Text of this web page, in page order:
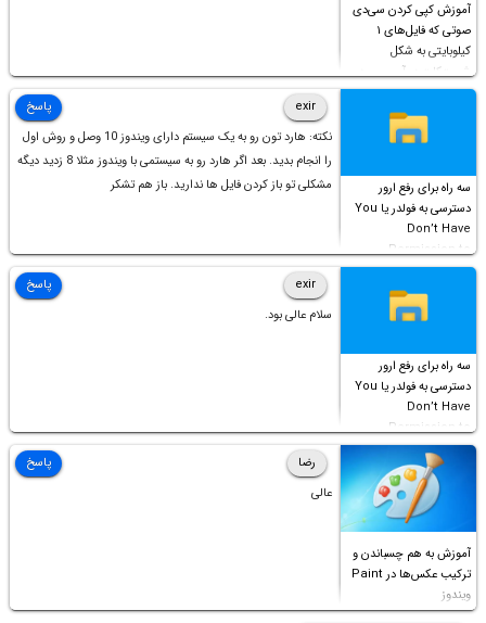
آموزش کپی کردن سی‌دی
صوتی که فایل‌های ۱
کیلوبایتی به شکل
شورت‌کات در آن موجود
است!
سه راه برای رفع ارور
دسترسی به فولدر یا You
Don’t Have
Permission to
Access this folder
exir
نکته: هارد تون رو به یک سیستم دارای ویندوز 10 وصل و روش اول
را انجام بدید. بعد اگر هارد رو به سیستمی با ویندوز مثلا 8 زدید دیگه
مشکلی تو باز کردن فایل ها ندارید. باز هم تشکر
پاسخ
سه راه برای رفع ارور
دسترسی به فولدر یا You
Don’t Have
Permission to
Access this folder
exir
سلام عالی بود.
پاسخ
آموزش به هم چسباندن و
ترکیب عکس‌ها در Paint
ویندوز
رضا
عالی
پاسخ